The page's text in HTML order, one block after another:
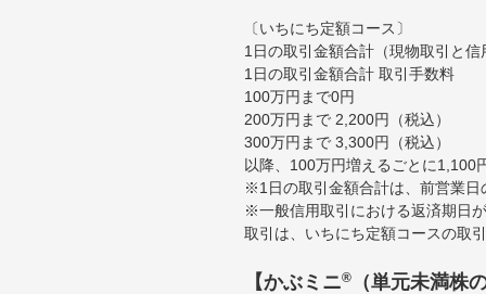
〔いちにち定額コース〕
1日の取引金額合計（現物取引と
1日の取引金額合計 取引手数料
100万円まで0円
200万円まで 2,200円（税込）
300万円まで 3,300円（税込）
以降、100万円増えるごとに1,100
※1日の取引金額合計は、前営業日
※一般信用取引における返済期日
取引は、いちにち定額コースの取
【かぶミニ® （単元未満株